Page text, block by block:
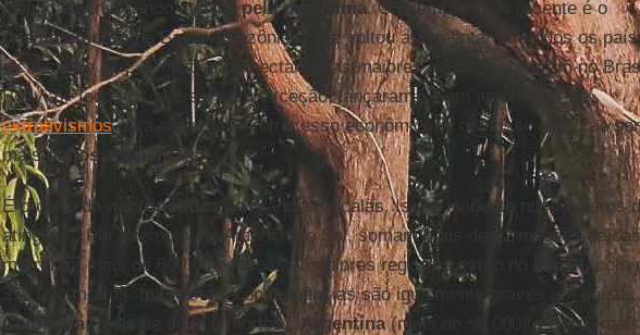
justificada invocando acrise pela pandemia. O exemplo mais recente é o
desmatamentona Bacia Amazônica, que voltou a aumentar em todos os
alcançando os 2,3 milhões de hectares (as maiores perdas ocorreram no
Bolívia). Todos os países, sem exceção, lançaram-se em aprofundar os
extrativismospara enfrentar o retrocesso econômico, e com isso estão se
maisdanos ambientais.
É próprio da necropolítica as grandes escalas. Isto é evidente nos números
atingidos. Por exemplo, na América do Sul, somam mais de 22 milhões de
morreram mais de 600.00 pessoas. Os piores registros estão no
Brasil , com
350.000 mortos, mas essas consequências são igualmente graves em países
Colômbia(mais de 66.000 mortos),Argentina(mais de 58.000) ePeru